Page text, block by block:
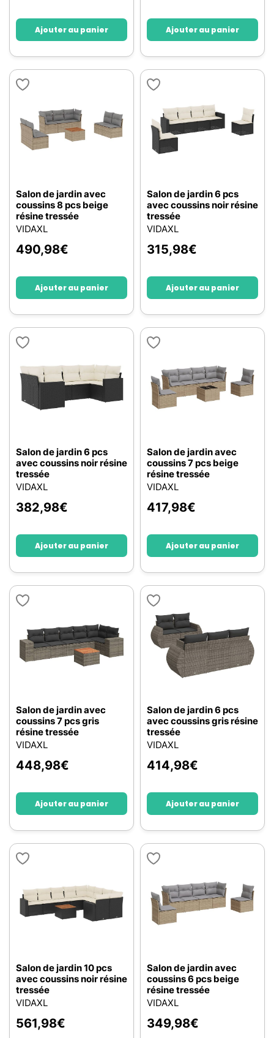
Ajouter au panier Ajouter au panier
Salon de jardin avec
coussins 8 pcs beige
résine tressée
VIDAXL
490,98€
Ajouter au panier
Salon de jardin 6 pcs
avec coussins noir résine
tressée
VIDAXL
315,98€
Ajouter au panier
Salon de jardin 6 pcs
avec coussins noir résine
tressée
VIDAXL
382,98€
Ajouter au panier
Salon de jardin avec
coussins 7 pcs beige
résine tressée
VIDAXL
417,98€
Ajouter au panier
Salon de jardin avec
coussins 7 pcs gris
résine tressée
VIDAXL
448,98€
Ajouter au panier
Salon de jardin 6 pcs
avec coussins gris résine
tressée
VIDAXL
414,98€
Ajouter au panier
Salon de jardin 10 pcs
avec coussins noir résine
tressée
VIDAXL
561,98€
Salon de jardin avec
coussins 6 pcs beige
résine tressée
VIDAXL
349,98€